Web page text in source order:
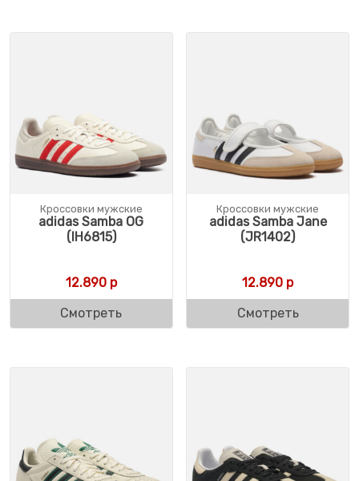
Кроссовки мужские
adidas Samba OG
(IH6815)
12.890р
Смотреть
Кроссовки мужские
adidas Samba Jane
(JR1402)
12.890 р
Смотреть